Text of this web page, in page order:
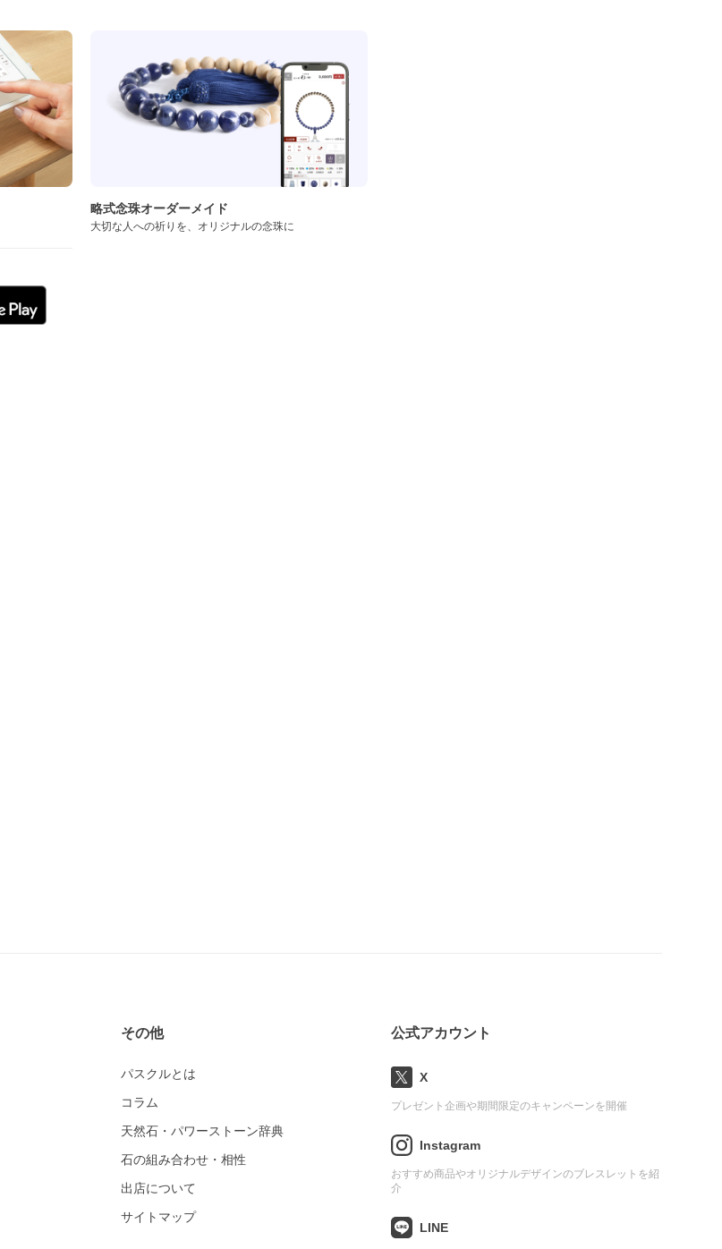
略式念珠オーダーメイド
大切な人への祈りを、オリジナルの念珠に
その他
パスクルとは
コラム
天然石・パワーストーン辞典
石の組み合わせ・相性
出店について
サイトマップ
公式アカウント
X
プレゼント企画や期間限定のキャンペーンを開催
Instagram
おすすめ商品やオリジナルデザインのブレスレットを紹
介
LINE